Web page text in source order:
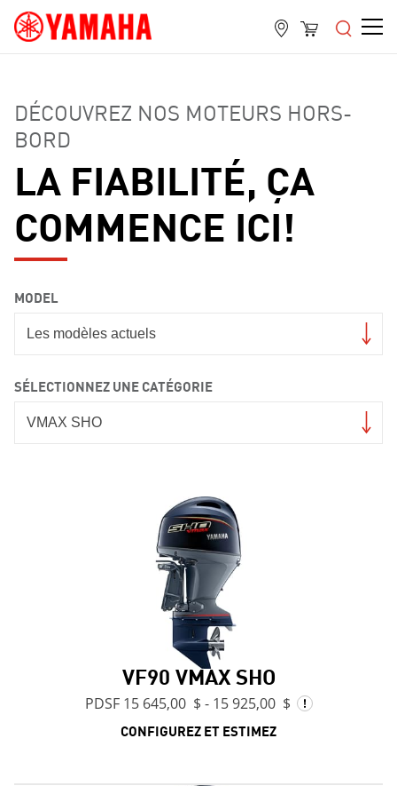
DÉCOUVREZ NOS MOTEURS HORS-
BORD
LA FIABILITÉ, ÇA
COMMENCE ICI!
MODEL
SÉLECTIONNEZ UNE CATÉGORIE
VF90 VMAX SHO
PDSF 15 645,00 $ - 15 925,00 $
CONFIGUREZ ET ESTIMEZ